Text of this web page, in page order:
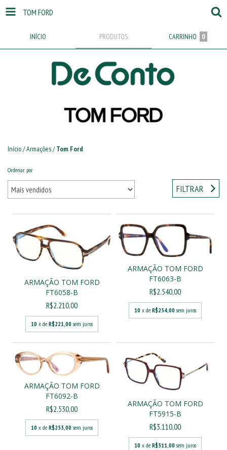
TOM FORD
INÍCIO PRODUTOS CARRINHO 0
Início/Armações/ Tom Ford
Ordenar por
FILTRAR
ARMAÇÃO TOM FORD
FT6058-B
R$2.210,00
10 x de R$221,00 sem juros
ARMAÇÃO TOM FORD
FT6063-B
R$2.540,00
10 x de R$254,00 sem juros
ARMAÇÃO TOM FORD
FT6092-B
R$2.530,00
10 x de R$253,00 sem juros
ARMAÇÃO TOM FORD
FT5915-B
R$3.110,00
10 x de R$311,00 sem juros